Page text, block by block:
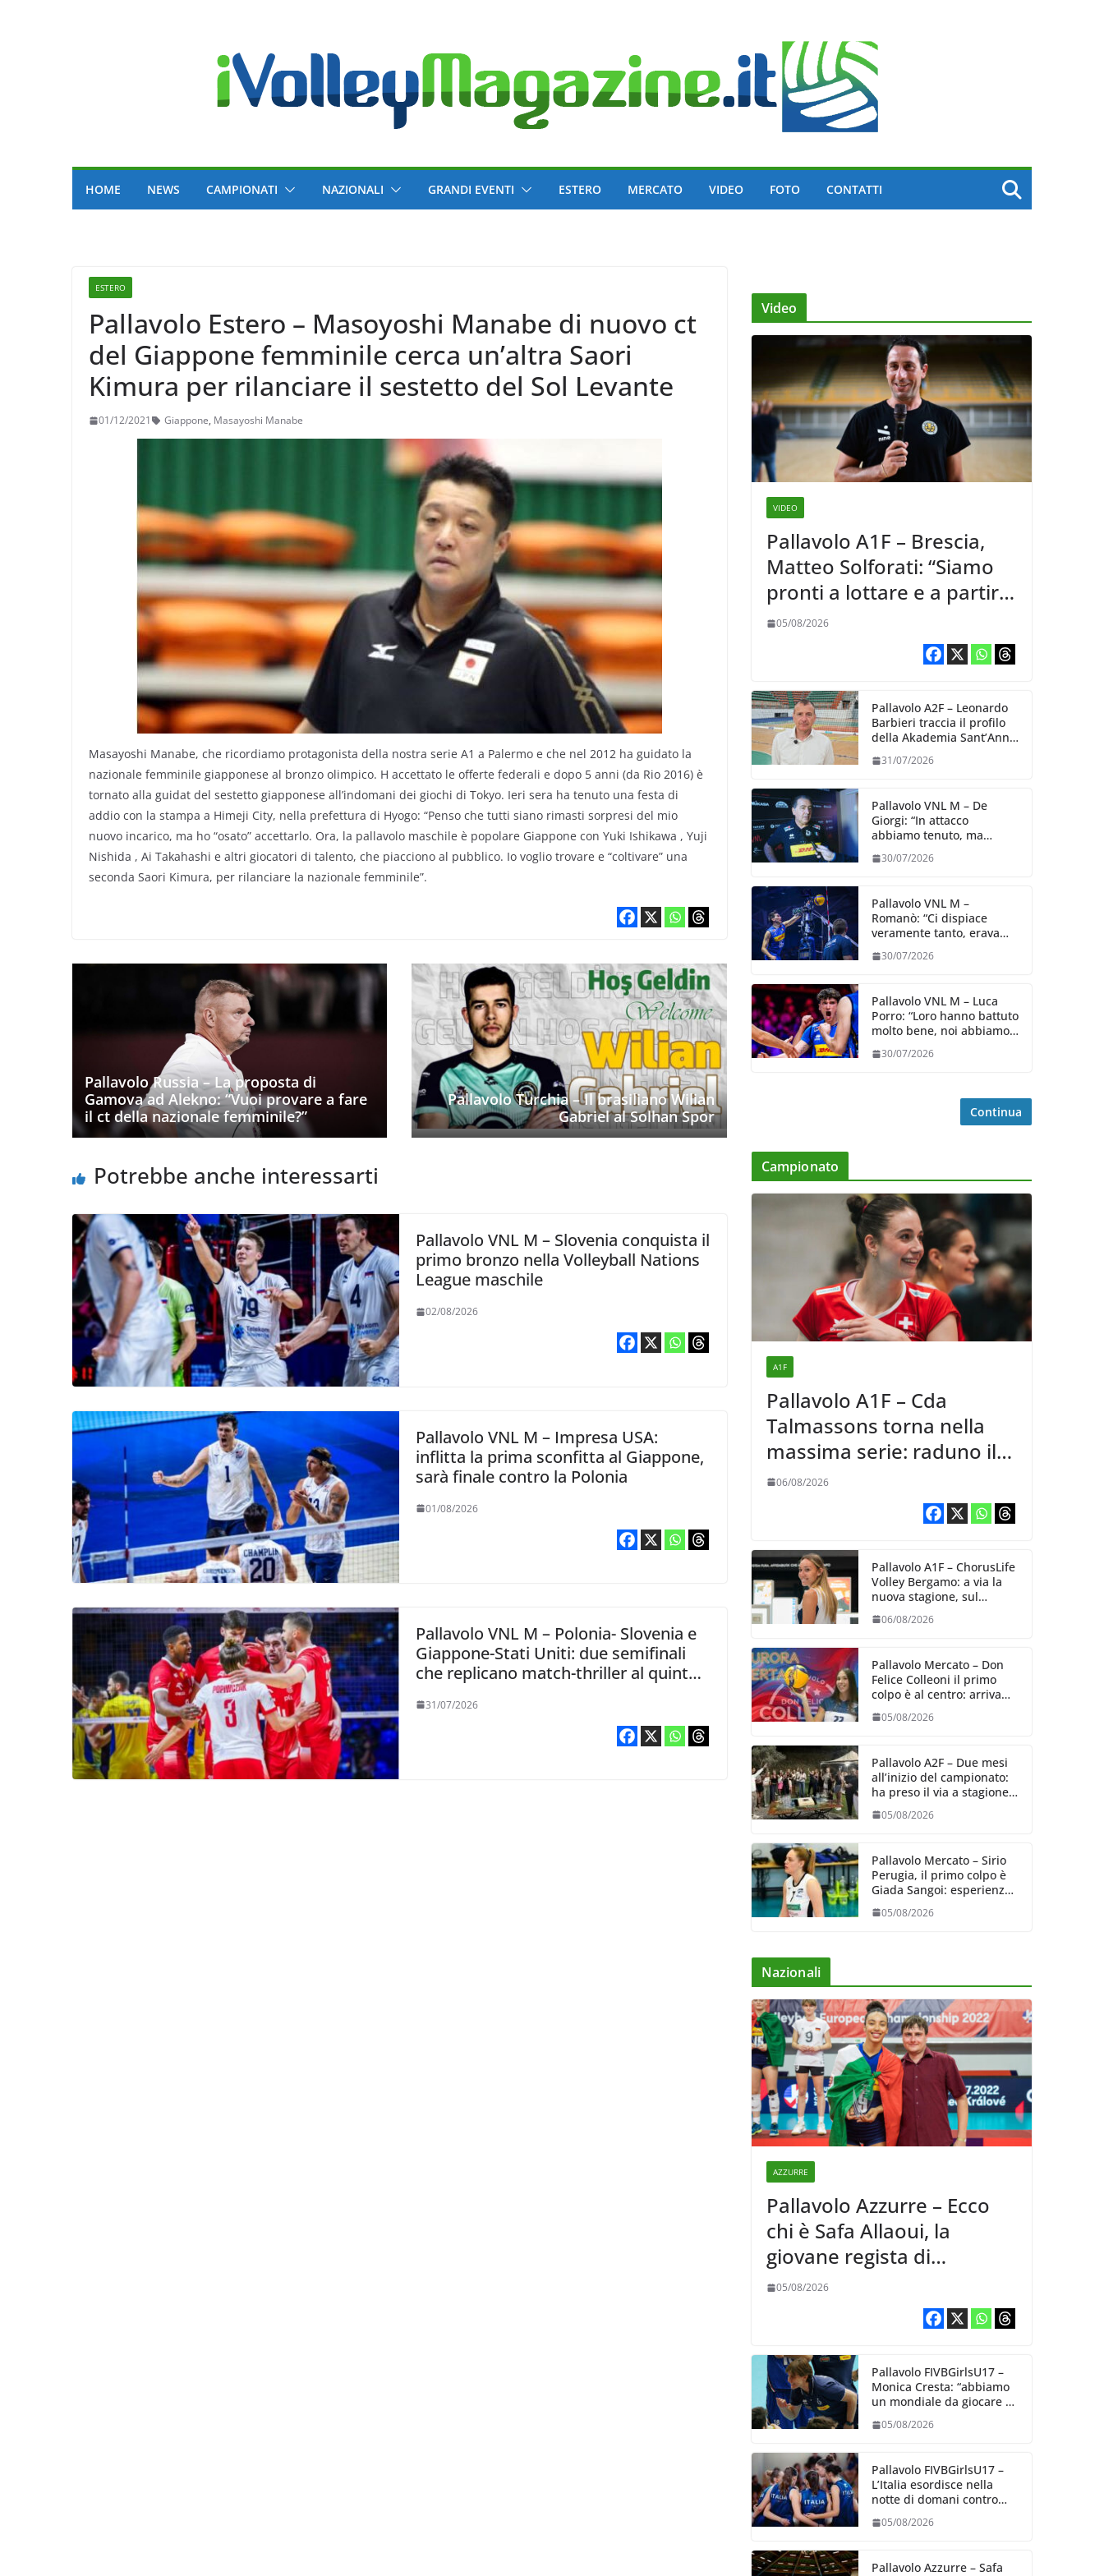
HOME NEWS CAMPIONATI NAZIONALI GRANDI EVENTI ESTERO MERCATO VIDEO FOTO CONTATTI
ESTERO
Pallavolo Estero – Masoyoshi Manabe di nuovo ct
del Giappone femminile cerca un’altra Saori
Kimura per rilanciare il sestetto del Sol Levante
01/12/2021 Giappone, Masayoshi Manabe
Masayoshi Manabe, che ricordiamo protagonista della nostra serie A1 a Palermo e che nel 2012 ha guidato la
nazionale femminile giapponese al bronzo olimpico. H accettato le offerte federali e dopo 5 anni (da Rio 2016) è
tornato alla guidat del sestetto giapponese all’indomani dei giochi di Tokyo. Ieri sera ha tenuto una festa di
addio con la stampa a Himeji City, nella prefettura di Hyogo: “Penso che tutti siano rimasti sorpresi del mio
nuovo incarico, ma ho “osato” accettarlo. Ora, la pallavolo maschile è popolare Giappone con Yuki Ishikawa , Yuji
Nishida , Ai Takahashi e altri giocatori di talento, che piacciono al pubblico. Io voglio trovare e “coltivare” una
seconda Saori Kimura, per rilanciare la nazionale femminile”.
Pallavolo Russia – La proposta di
Gamova ad Alekno: “Vuoi provare a fare
il ct della nazionale femminile?”
Pallavolo Turchia – Il brasiliano Wilian
Gabriel al Solhan Spor
Potrebbe anche interessarti
Pallavolo VNL M – Slovenia conquista il
primo bronzo nella Volleyball Nations
League maschile
02/08/2026
Pallavolo VNL M – Impresa USA:
inflitta la prima sconfitta al Giappone,
sarà finale contro la Polonia
01/08/2026
Pallavolo VNL M – Polonia- Slovenia e
Giappone-Stati Uniti: due semifinali
che replicano match-thriller al quinto
31/07/2026
Video
VIDEO
Pallavolo A1F – Brescia,
Matteo Solforati: “Siamo
pronti a lottare e a partire
carichi sin dal primo
05/08/2026
Pallavolo A2F – Leonardo
Barbieri traccia il profilo
della Akademia Sant’Anna
31/07/2026
Pallavolo VNL M – De
Giorgi: “In attacco
abbiamo tenuto, ma
dalla prestazione in
30/07/2026
Pallavolo VNL M –
Romanò: “Ci dispiace
veramente tanto, eravamo
impareremo”
30/07/2026
Pallavolo VNL M – Luca
Porro: “Loro hanno battuto
molto bene, noi abbiamo
spunto su cui lavorare e
30/07/2026
Continua
Campionato
A1F
Pallavolo A1F – Cda
Talmassons torna nella
massima serie: raduno il
10 agosto, i sogni di
06/08/2026
Pallavolo A1F – ChorusLife
Volley Bergamo: a via la
nuova stagione, sul
mercato si cerca la vice
Ungureanu
06/08/2026
Pallavolo Mercato – Don
Felice Colleoni il primo
colpo è al centro: arriva
Aurora Bertasi
05/08/2026
Pallavolo A2F – Due mesi
all’inizio del campionato:
ha preso il via a stagione
delle Black Angels
05/08/2026
Pallavolo Mercato – Sirio
Perugia, il primo colpo è
Giada Sangoi: esperienza
e talento in attacco
05/08/2026
Nazionali
AZZURRE
Pallavolo Azzurre – Ecco
chi è Safa Allaoui, la
giovane regista di
Bergamo convocata al
collegiale di Cavalese
05/08/2026
Pallavolo FIVBGirlsU17 –
Monica Cresta: “abbiamo
un mondiale da giocare al
capacità”
05/08/2026
Pallavolo FIVBGirlsU17 –
L’Italia esordisce nella
notte di domani contro
05/08/2026
Pallavolo Azzurre – Safa